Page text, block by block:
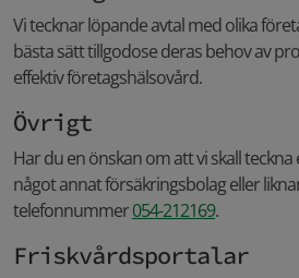
Vi tecknar löpande avtal med olika
bästa sätt tillgodose deras behov av
effektiv företagshälsovård.
Övrigt
Har du en önskan om att vi skall
något annat försäkringsbolag eller
telefonnummer054-212169.
Friskvårdsportalar